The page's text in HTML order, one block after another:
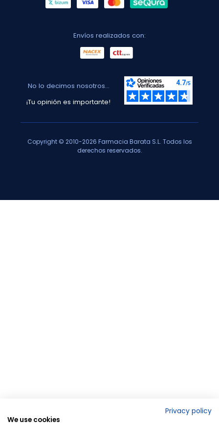
Envíos realizados con:
No lo decimos nosotros...
¡Tu opinión es importante!
Copyright © 2010-2026 Farmacia Barata S.L. Todos los
derechos reservados.
Privacy policy
We use cookies